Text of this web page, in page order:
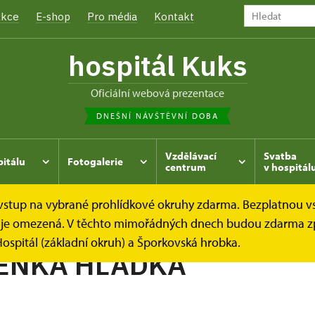
E-shop Pro média Kontakt
hospitál Kuks
oficiální webová prezentace
DNEŠNÍ NÁVŠTĚVNÍ DOBA
Fotogalerie
Vzdělávací
centrum
Svatba
v
na vybrané prohlídkové okruhy zdarma. Bezplatnou
omezená. V těchto mimořádných dnech budou zdarma
(základní okruh) a Šporkovská hrobka.
Kukský herbář - aneb co u nás roste...
HLADKÁ